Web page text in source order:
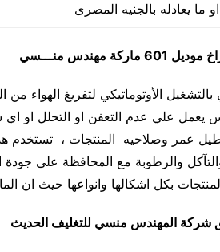
او ما يعادله بالجنيه المصرى
موديل 601 ماركة مهندس منـــسي
مــنـسي بالتشغيل الأوتوماتيكي لتفريغ
يعمل علي عدم التعفن او التحلل او
والرطوبة مع المحافظة على جودة
بكل اشكالها وانواعها حيث ان
شركة المهندس منسي للتغليف الحديث